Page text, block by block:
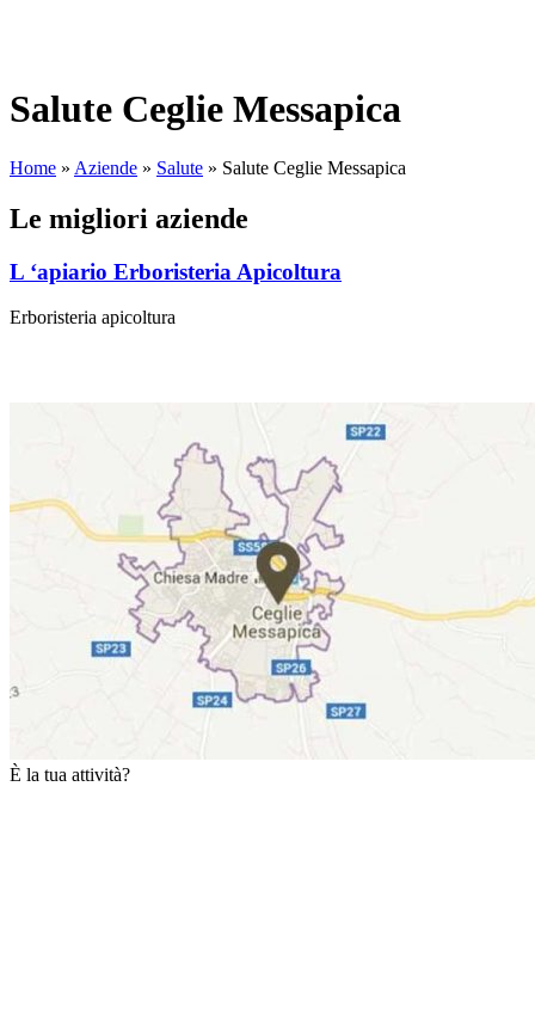
Salute Ceglie Messapica
Home » Aziende » Salute » Salute Ceglie Messapica
Le migliori aziende
L ‘apiario Erboristeria Apicoltura
Erboristeria apicoltura
È la tua attività?